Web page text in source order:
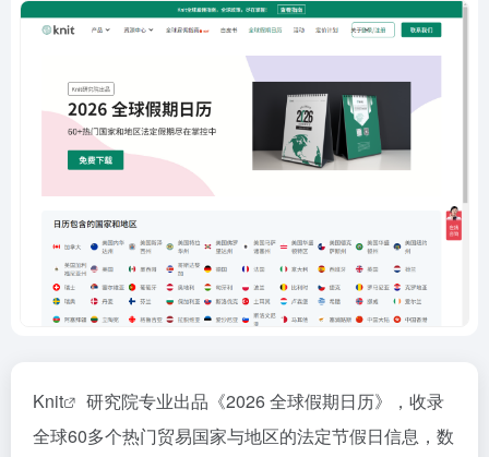
Knit
研究院专业出品《2026 全球假期日历》，收录
全球60多个热门贸易国家与地区的法定节假日信息，数